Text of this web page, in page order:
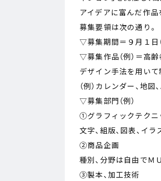
アイデアに富んだ作品
募集要領は次の通り。
▽募集期間＝９月１日（
▽募集作品（例）＝高
デザイン手法を用いて
（例）カレンダー、地
▽募集部門（例）
①グラフィックテクニ
文字、組版、図表、イ
②商品企画
種別、分野は自由で
③製本、加工技術